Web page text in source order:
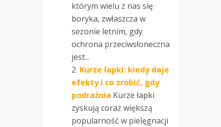
którym wielu z nas się
boryka, zwłaszcza w
sezonie letnim, gdy
ochrona przeciwsłoneczna
jest...
Kurze łapki: kiedy daje
efekty i co zrobić, gdy
podrażnia Kurze łapki
zyskują coraz większą
popularność w pielęgnacji